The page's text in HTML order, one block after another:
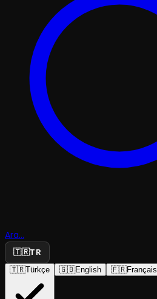
Ara...
🇹🇷TR
🇹🇷Türkçe 🇬🇧English 🇫🇷Français